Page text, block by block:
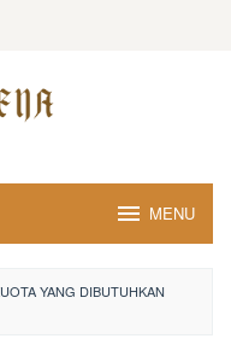
MENU
YANG DIBUTUHKAN